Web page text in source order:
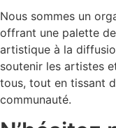
Nous sommes un
offrant une palette
artistique à la
soutenir les artistes
tous, tout en tissant
communauté.